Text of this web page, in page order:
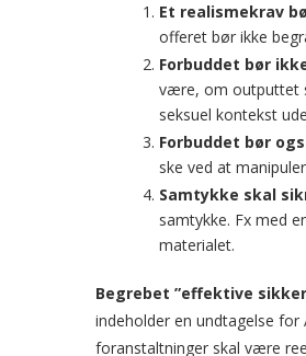
Et realismekrav
offeret bør ikke
Forbuddet bør
være, om outputtet
seksuel kontekst
Forbuddet bør
ske ved at
Samtykke skal
samtykke. Fx med
materialet.
Begrebet ”effektive
indeholder en undtagelse
foranstaltninger skal være